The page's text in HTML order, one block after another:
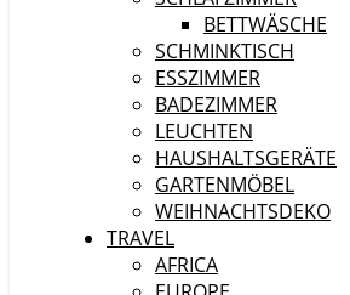
BETTWÄSCHE
SCHMINKTISCH
ESSZIMMER
BADEZIMMER
LEUCHTEN
HAUSHALTSGERÄTE
GARTENMÖBEL
WEIHNACHTSDEKO
TRAVEL
AFRICA